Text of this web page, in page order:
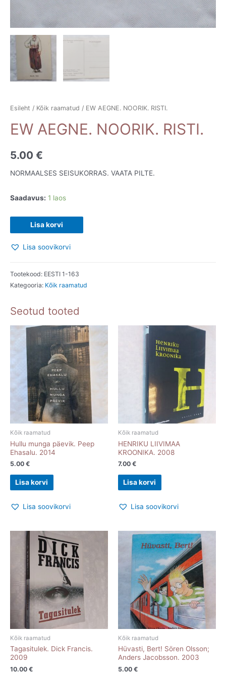
Esileht / Kõik raamatud / EW AEGNE. NOORIK. RISTI.
EW AEGNE. NOORIK. RISTI.
5.00 €
NORMAALSES SEISUKORRAS. VAATA PILTE.
Saadavus: 1 laos
AEGNE.
NOORIK.
kogus
Lisa korvi
Lisa soovikorvi
Tootekood: EESTI 1-163
Kategooria: Kõik raamatud
Seotud tooted
Kõik raamatud
Hullu munga päevik. Peep
Ehasalu. 2014
5.00 €
Lisa korvi
Lisa soovikorvi
Kõik raamatud
HENRIKU LIIVIMAA
KROONIKA. 2008
7.00 €
Lisa korvi
Lisa soovikorvi
Kõik raamatud
Tagasitulek. Dick Francis.
2009
10.00 €
Kõik raamatud
Hüvasti, Bert! Sören Olsson;
Anders Jacobsson. 2003
5.00 €